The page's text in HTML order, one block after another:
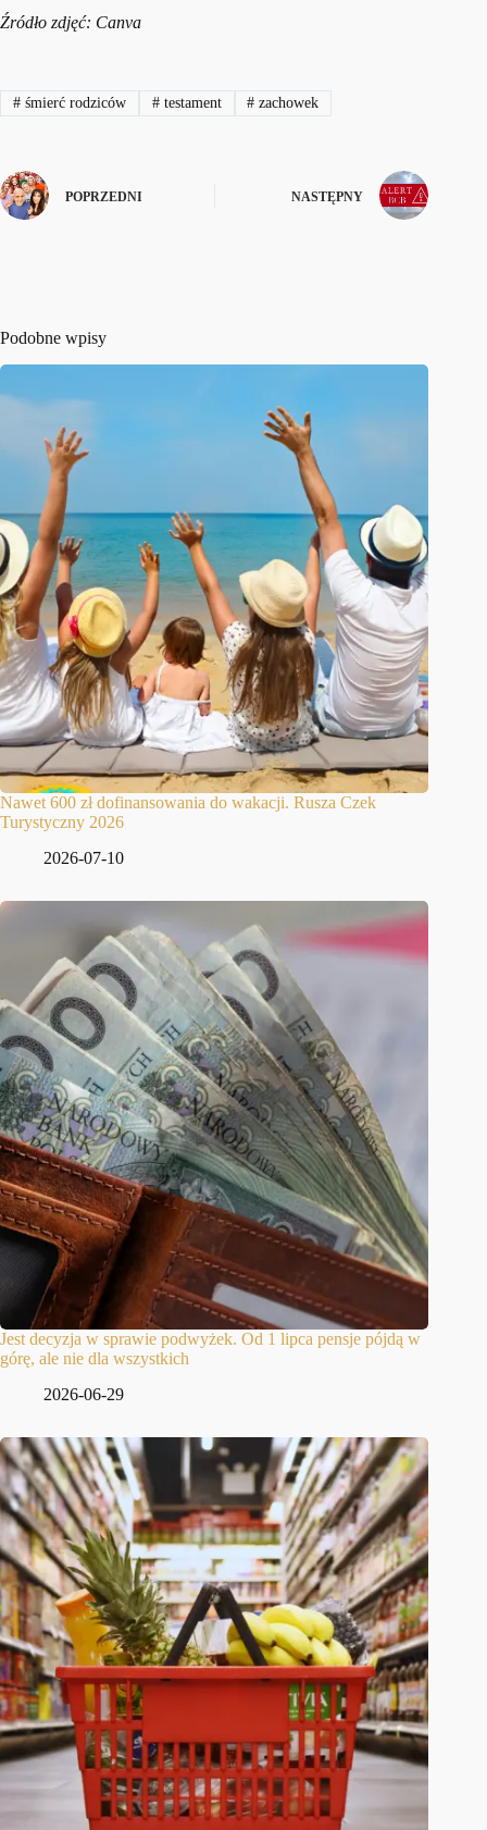
Źródło zdjęć: Canva
#śmierć rodziców #testament # zachowek
POPRZEDNI NASTĘPNY
Podobne wpisy
Nawet 600 zł dofinansowania do wakacji. Rusza Czek
Turystyczny 2026
2026-07-10
Jest decyzja w sprawie podwyżek. Od 1 lipca pensje pójdą w
górę, ale nie dla wszystkich
2026-06-29